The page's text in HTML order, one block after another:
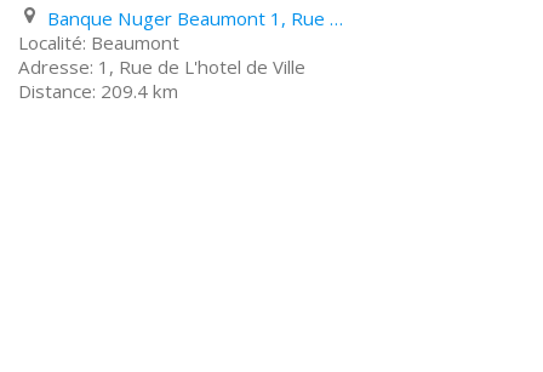
Banque Nuger Beaumont 1, Rue de L'hotel de Ville
Beaumont
1, Rue de L'hotel de Ville
209.4 km